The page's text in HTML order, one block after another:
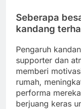
Seberapa
kandang
Pengaruh
supporter dan
memberi
rumah,
performa
berjuang keras